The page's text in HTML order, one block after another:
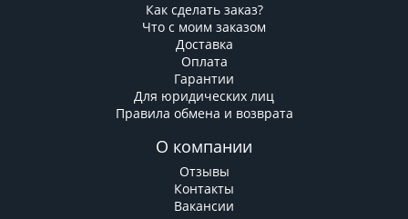
Как сделать заказ?
Что с моим заказом
Доставка
Оплата
Гарантии
Для юридических лиц
Правила обмена и возврата
О компании
Отзывы
Контакты
Вакансии